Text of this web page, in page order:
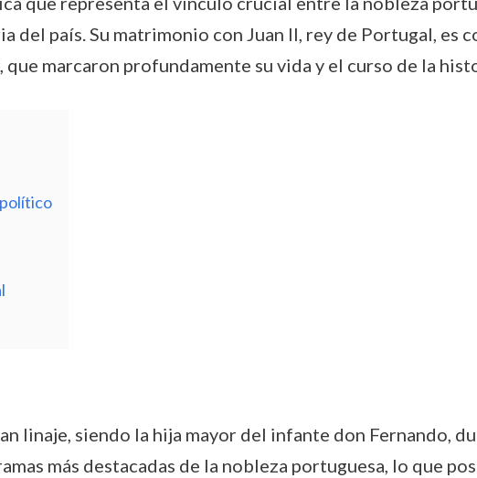
del país. Su matrimonio con Juan II, rey de Portugal, es
que marcaron profundamente su vida y el curso de la
linaje, siendo la hija mayor del infante don Fernando,
más destacadas de la nobleza portuguesa, lo que